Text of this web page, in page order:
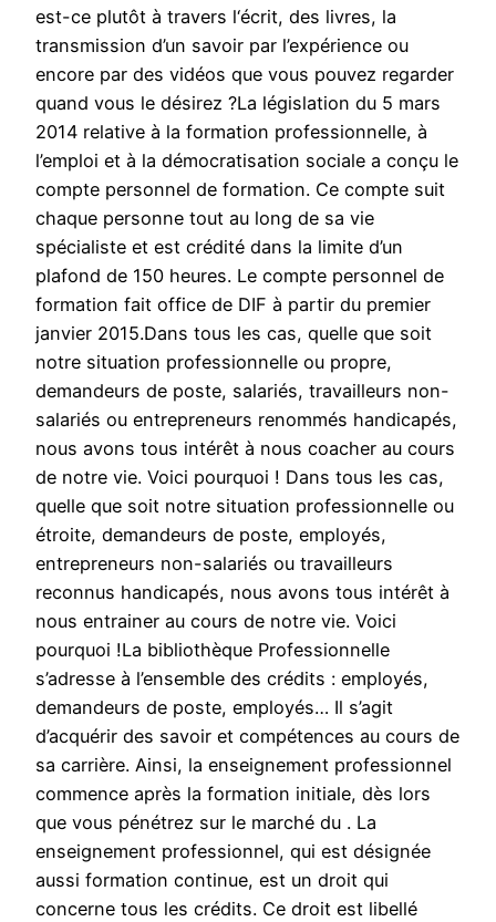
est-ce plutôt à travers l‘écrit, des livres, la
transmission d’un savoir par l’expérience ou
encore par des vidéos que vous pouvez regarder
quand vous le désirez ?La législation du 5 mars
2014 relative à la formation professionnelle, à
l’emploi et à la démocratisation sociale a conçu le
compte personnel de formation. Ce compte suit
chaque personne tout au long de sa vie
spécialiste et est crédité dans la limite d’un
plafond de 150 heures. Le compte personnel de
formation fait office de DIF à partir du premier
janvier 2015.Dans tous les cas, quelle que soit
notre situation professionnelle ou propre,
demandeurs de poste, salariés, travailleurs non-
salariés ou entrepreneurs renommés handicapés,
nous avons tous intérêt à nous coacher au cours
de notre vie. Voici pourquoi ! Dans tous les cas,
quelle que soit notre situation professionnelle ou
étroite, demandeurs de poste, employés,
entrepreneurs non-salariés ou travailleurs
reconnus handicapés, nous avons tous intérêt à
nous entrainer au cours de notre vie. Voici
pourquoi !La bibliothèque Professionnelle
s’adresse à l’ensemble des crédits : employés,
demandeurs de poste, employés… Il s’agit
d’acquérir des savoir et compétences au cours de
sa carrière. Ainsi, la enseignement professionnel
commence après la formation initiale, dès lors
que vous pénétrez sur le marché du . La
enseignement professionnel, qui est désignée
aussi formation continue, est un droit qui
concerne tous les crédits. Ce droit est libellé